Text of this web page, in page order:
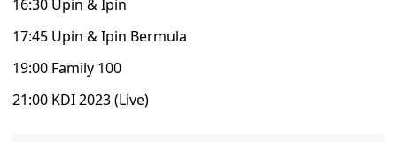
16:30 Upin & Ipin
17:45 Upin & Ipin Bermula
19:00 Family 100
21:00 KDI 2023 (Live)